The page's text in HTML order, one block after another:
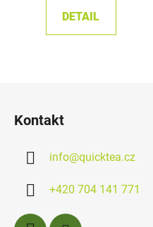
DETAIL
Kontakt
info@quicktea.cz
+420 704 141 771